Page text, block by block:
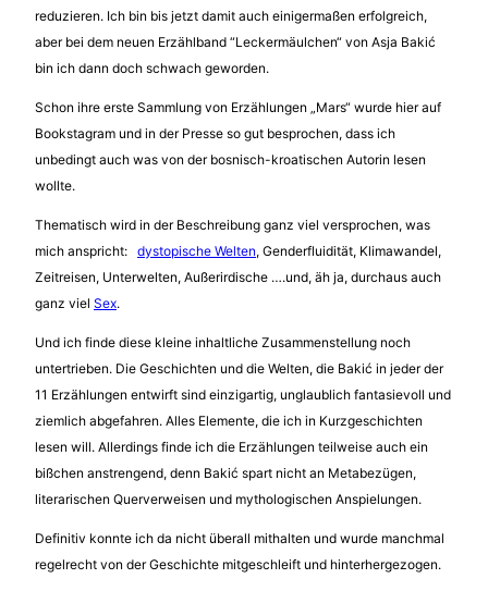
reduzieren. Ich bin bis jetzt damit auch einigermaßen erfolgreich,
aber bei dem neuen Erzählband “Leckermäulchen“ von Asja Bakić
bin ich dann doch schwach geworden.
Schon ihre erste Sammlung von Erzählungen „Mars“ wurde hier auf
Bookstagram und in der Presse so gut besprochen, dass ich
unbedingt auch was von der bosnisch-kroatischen Autorin lesen
wollte.
Thematisch wird in der Beschreibung ganz viel versprochen, was
mich anspricht: dystopische Welten, Genderfluidität, Klimawandel,
Zeitreisen, Unterwelten, Außerirdische ….und, äh ja, durchaus auch
ganz viel Sex.
Und ich finde diese kleine inhaltliche Zusammenstellung noch
untertrieben. Die Geschichten und die Welten, die Bakić in jeder der
11 Erzählungen entwirft sind einzigartig, unglaublich fantasievoll und
ziemlich abgefahren. Alles Elemente, die ich in Kurzgeschichten
lesen will. Allerdings finde ich die Erzählungen teilweise auch ein
bißchen anstrengend, denn Bakić spart nicht an Metabezügen,
literarischen Querverweisen und mythologischen Anspielungen.
Definitiv konnte ich da nicht überall mithalten und wurde manchmal
regelrecht von der Geschichte mitgeschleift und hinterhergezogen.